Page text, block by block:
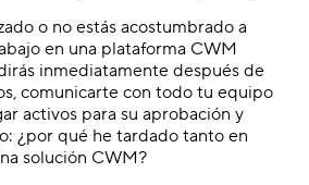
o no estás acostumbrado a
en una plataforma CWM
inmediatamente después de
comunicarte con todo tu equipo
activos para su aprobación y
¿por qué he tardado tanto en
solución CWM?